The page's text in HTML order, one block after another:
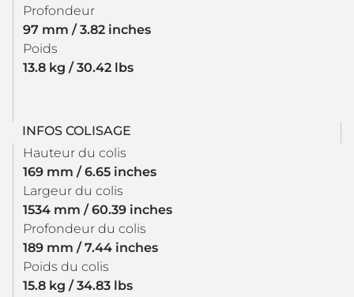
Profondeur
97 mm / 3.82 inches
Poids
13.8 kg / 30.42 lbs
INFOS COLISAGE
Hauteur du colis
169 mm / 6.65 inches
Largeur du colis
1534 mm / 60.39 inches
Profondeur du colis
189 mm / 7.44 inches
Poids du colis
15.8 kg / 34.83 lbs